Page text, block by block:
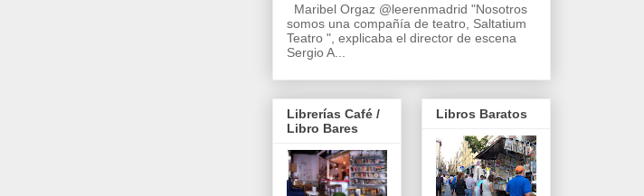
Maribel Orgaz @leerenmadrid "Nosotros
somos una compañía de teatro, Saltatium
Teatro ", explicaba el director de escena
Sergio A...
Librerías Café /
Libro Bares
Libros Baratos